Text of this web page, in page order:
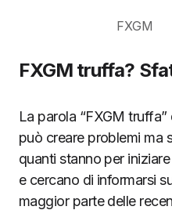
FXGM
FXGM truffa?
La parola “FXGM
può creare problemi ma
quanti stanno per
e cercano di informarsi
maggior parte delle